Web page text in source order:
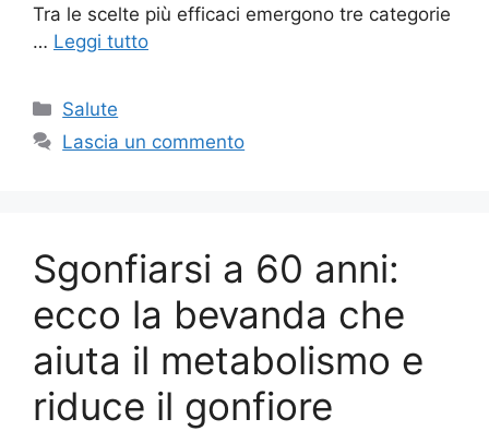
Tra le scelte più efficaci emergono tre categorie
… Leggi tutto
Categorie
Salute
Lascia un commento
Sgonfiarsi a 60 anni:
ecco la bevanda che
aiuta il metabolismo e
riduce il gonfiore